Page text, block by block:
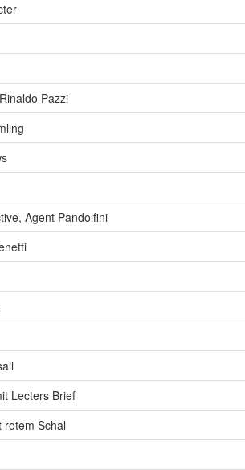
Pazzi
Agent Pandolfini
Lecters Brief
rotem Schal